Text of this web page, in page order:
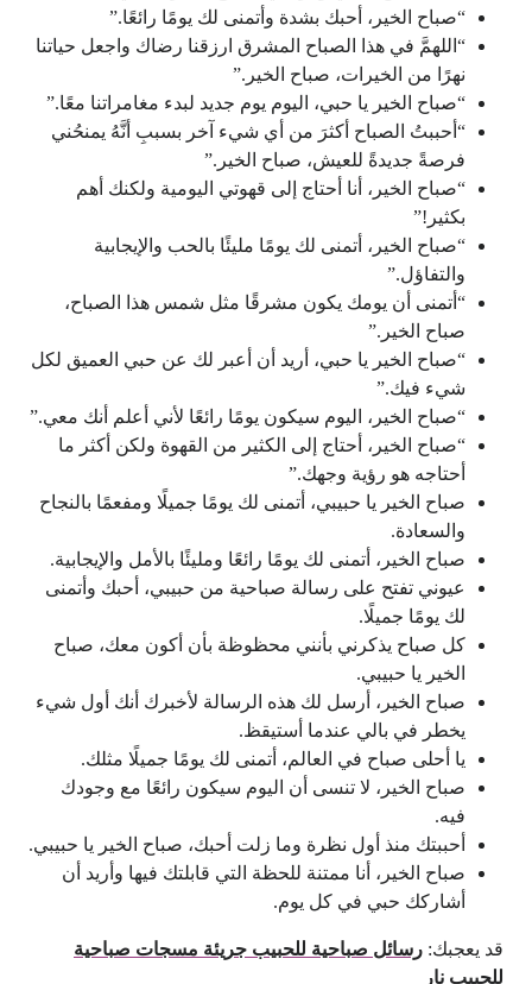
“صباح الخير، أحبك بشدة وأتمنى لك يومًا رائعًا.”
“اللهمَّ في هذا الصباح المشرق ارزقنا رضاك واجعل حياتنا
نهرًا من الخيرات، صباح الخير.”
“صباح الخير يا حبي، اليوم يوم جديد لبدء مغامراتنا معًا.”
“أحببتُ الصباح أكثرَ من أي شيء آخر بسببِ أنَّهُ يمنحُني
فرصةً جديدةً للعيش، صباح الخير.”
“صباح الخير، أنا أحتاج إلى قهوتي اليومية ولكنك أهم
بكثير!”
“صباح الخير، أتمنى لك يومًا مليئًا بالحب والإيجابية
والتفاؤل.”
“أتمنى أن يومك يكون مشرقًا مثل شمس هذا الصباح،
صباح الخير.”
“صباح الخير يا حبي، أريد أن أعبر لك عن حبي العميق لكل
شيء فيك.”
“صباح الخير، اليوم سيكون يومًا رائعًا لأني أعلم أنك معي.”
“صباح الخير، أحتاج إلى الكثير من القهوة ولكن أكثر ما
أحتاجه هو رؤية وجهك.”
صباح الخير يا حبيبي، أتمنى لك يومًا جميلًا ومفعمًا بالنجاح
والسعادة.
صباح الخير، أتمنى لك يومًا رائعًا ومليئًا بالأمل والإيجابية.
عيوني تفتح على رسالة صباحية من حبيبي، أحبك وأتمنى
لك يومًا جميلًا.
كل صباح يذكرني بأنني محظوظة بأن أكون معك، صباح
الخير يا حبيبي.
صباح الخير، أرسل لك هذه الرسالة لأخبرك أنك أول شيء
يخطر في بالي عندما أستيقظ.
يا أحلى صباح في العالم، أتمنى لك يومًا جميلًا مثلك.
صباح الخير، لا تنسى أن اليوم سيكون رائعًا مع وجودك
فيه.
أحببتك منذ أول نظرة وما زلت أحبك، صباح الخير يا حبيبي.
صباح الخير، أنا ممتنة للحظة التي قابلتك فيها وأريد أن
أشاركك حبي في كل يوم.
قد يعجبك: رسائل صباحية للحبيب جريئة مسجات صباحية
للحبيب نار